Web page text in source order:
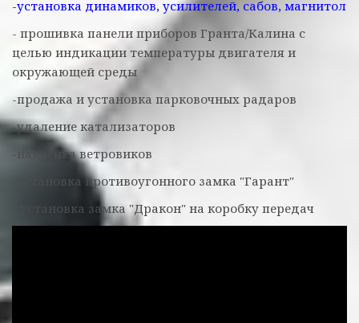
-установка динамиков, усилителей, сабов, магнитол
- прошивка панели приборов Гранта/Калина с
целью индикации температуры двигателя и
окружающей среды
-продажа и установка парковочных радаров
-удаление катализаторов
-наклейка ветровиков
-установка противоугонного замка "Гарант"
- установка замка "Дракон" на коробку передач